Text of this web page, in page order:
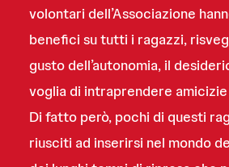
volontari dell’Associazione
benefici su tutti i ragazzi,
gusto dell’autonomia, il
voglia di intraprendere
Di fatto però, pochi di questi
riusciti ad inserirsi nel mondo